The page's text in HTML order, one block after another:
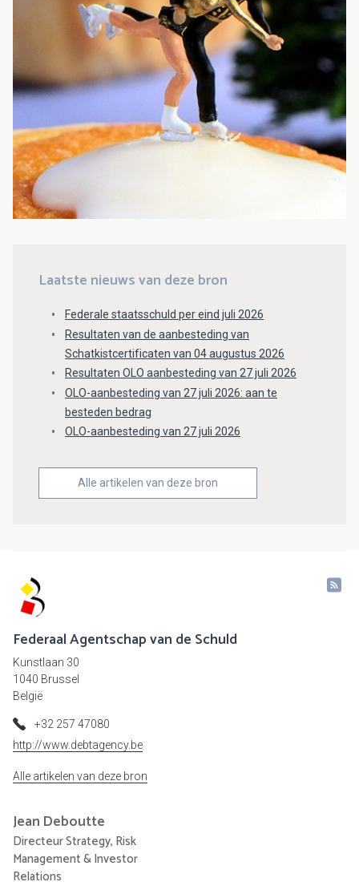
Laatste nieuws van deze bron
Federale staatsschuld per eind juli 2026
Resultaten van de aanbesteding van
Schatkistcertificaten van 04 augustus 2026
Resultaten OLO aanbesteding van 27 juli 2026
OLO-aanbesteding van 27 juli 2026: aan te
besteden bedrag
OLO-aanbesteding van 27 juli 2026
Alle artikelen van deze bron
Federaal Agentschap van de Schuld
Kunstlaan 30
1040 Brussel
België
+32 257 47080
http://www.debtagency.be
Alle artikelen van deze bron
Jean Deboutte
Directeur Strategy, Risk
Management & Investor
Relations